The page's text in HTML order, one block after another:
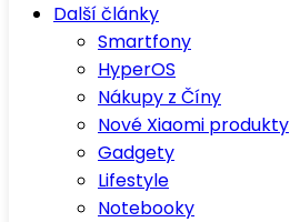
Další články
Smartfony
HyperOS
Nákupy z Číny
Nové Xiaomi produkty
Gadgety
Lifestyle
Notebooky